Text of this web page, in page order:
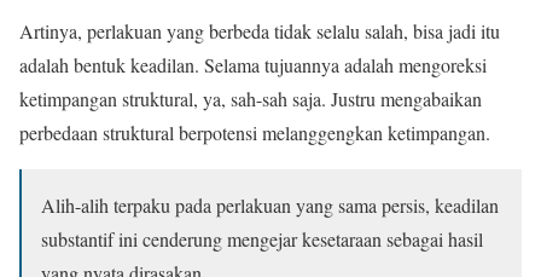
Artinya, perlakuan yang berbeda tidak selalu salah, bisa jadi itu
adalah bentuk keadilan. Selama tujuannya adalah mengoreksi
ketimpangan struktural, ya, sah-sah saja. Justru mengabaikan
perbedaan struktural berpotensi melanggengkan ketimpangan.
Alih-alih terpaku pada perlakuan yang sama persis, keadilan
substantif ini cenderung mengejar kesetaraan sebagai hasil